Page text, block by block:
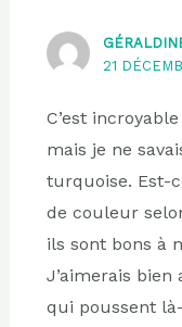
21
C’est
mais je ne
turquoise. Est-
de couleur
ils sont bons à
J’aimerais
qui poussent